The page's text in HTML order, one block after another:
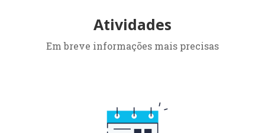
Atividades
Em breve informações mais precisas